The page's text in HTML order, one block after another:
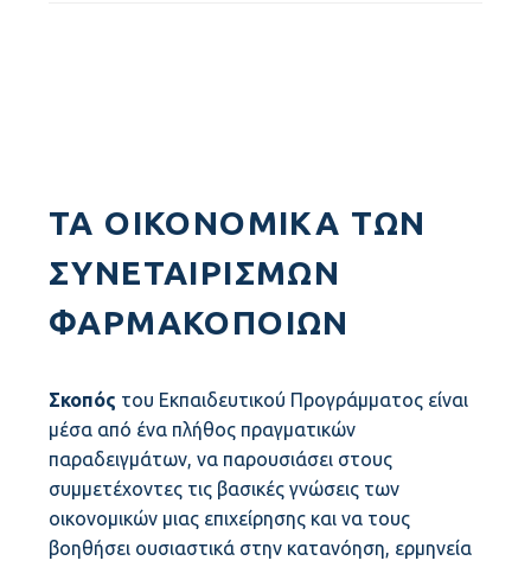
ΤΑ ΟΙΚΟΝΟΜΙΚΆ ΤΩΝ
ΣΥΝΕΤΑΙΡΙΣΜΏΝ
ΦΑΡΜΑΚΟΠΟΙΏΝ
Σκοπός του Εκπαιδευτικού Προγράμματος είναι
μέσα από ένα πλήθος πραγματικών
παραδειγμάτων, να παρουσιάσει στους
συμμετέχοντες τις βασικές γνώσεις των
οικονομικών μιας επιχείρησης και να τους
βοηθήσει ουσιαστικά στην κατανόηση, ερμηνεία